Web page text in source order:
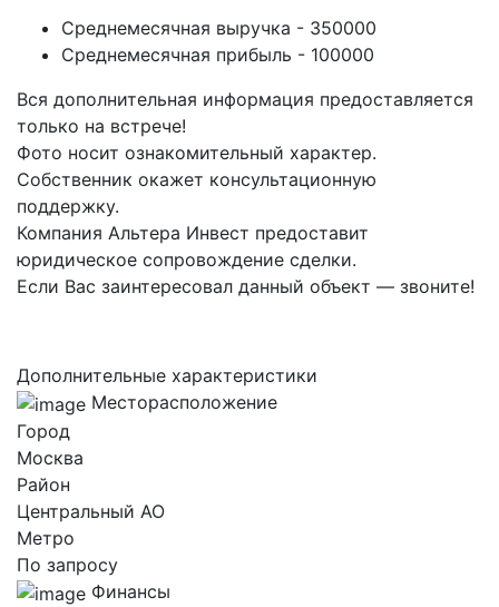
Среднемесячная выручка - 350000
Среднемесячная прибыль - 100000
Вся дополнительная информация предоставляется
только на встрече!
Фото носит ознакомительный характер.
Собственник окажет консультационную
поддержку.
Компания Альтера Инвест предоставит
юридическое сопровождение сделки.
Если Вас заинтересовал данный объект — звоните!
Дополнительные характеристики
Месторасположение
Город
Москва
Район
Центральный AO
Метро
По запросу
Финансы